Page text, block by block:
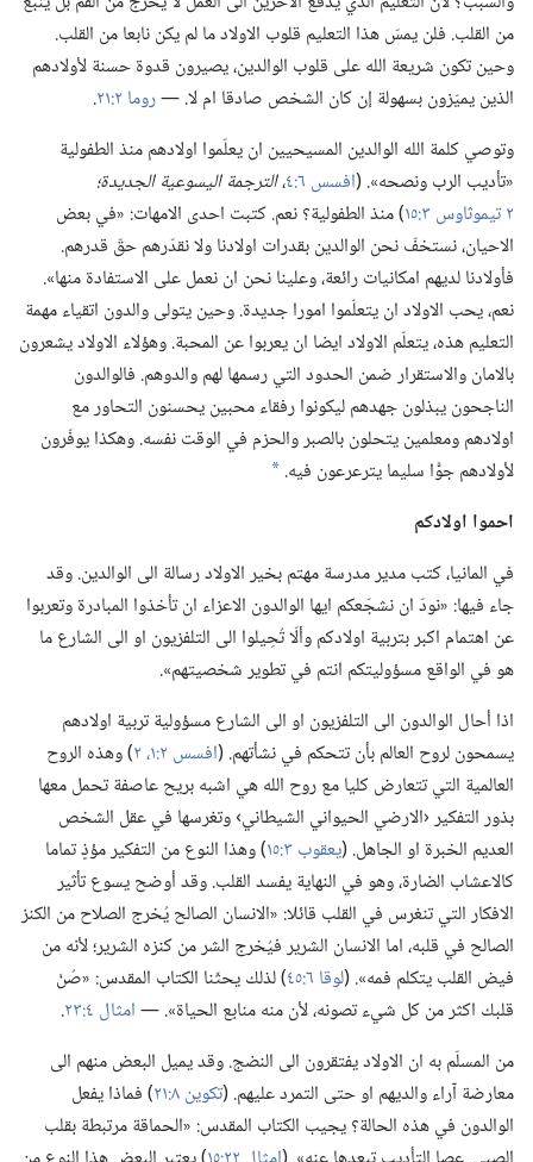
من القلب.‏ فلن يمسّ هذا التعليم قلوب الاولاد ما لم يكن نابعا من القلب.‏
وحين تكون شريعة الله على قلوب الوالدين،‏ يصيرون قدوة حسنة لأولادهم
الذين يميّزون بسهولة إن كان الشخص صادقا ام لا.‏ —‏روما ٢:‏٢١
‏.‏
وتوصي كلمة الله الوالدين المسيحيين ان يعلّموا اولادهم منذ الطفولية
«تأديب الرب ونصحه».‏ (‏افسس ٦:‏٤ ‏،‏الترجمة اليسوعية الجديدة؛‏
٢ تيموثاوس ٣:‏١٥
‏)‏ منذ الطفولية؟‏ نعم.‏ كتبت احدى الامهات:‏ «في بعض
الاحيان،‏ نستخفّ نحن الوالدين بقدرات اولادنا ولا نقدّرهم حقّ قدرهم.‏
فأولادنا لديهم امكانيات رائعة،‏ وعلينا نحن ان نعمل على الاستفادة منها».‏
نعم،‏ يحب الاولاد ان يتعلّموا امورا جديدة.‏ وحين يتولى والدون اتقياء مهمة
التعليم هذه،‏ يتعلّم الاولاد ايضا ان يعربوا عن المحبة.‏ وهؤلاء الاولاد يشعرون
بالامان والاستقرار ضمن الحدود التي رسمها لهم والدوهم.‏ فالوالدون
الناجحون يبذلون جهدهم ليكونوا رفقاء محبين يحسنون التحاور مع
اولادهم ومعلمين يتحلون بالصبر والحزم في الوقت نفسه.‏ وهكذا يوفّرون
لأولادهم جوًّا سليما يترعرعون فيه.‏ *
احموا اولادكم
في المانيا،‏ كتب مدير مدرسة مهتم بخير الاولاد رسالة الى الوالدين.‏ وقد
جاء فيها:‏ «نودّ ان نشجّعكم ايها الوالدون الاعزاء ان تأخذوا المبادرة وتعربوا
عن اهتمام اكبر بتربية اولادكم وألّا تُحِيلوا الى التلفزيون او الى الشارع ما
هو في الواقع مسؤوليتكم انتم في تطوير شخصيتهم».‏
اذا أحال الوالدون الى التلفزيون او الى الشارع مسؤولية تربية اولادهم
يسمحون لروح العالم بأن تتحكم في نشأتهم.‏ (‏افسس ٢:‏١،‏ ٢
‏)‏ وهذه الروح
العالمية التي تتعارض كليا مع روح الله هي اشبه بريح عاصفة تحمل معها
بذور التفكير ‹الارضي الحيواني الشيطاني› وتغرسها في عقل الشخص
العديم الخبرة او الجاهل.‏ (‏يعقوب ٣:‏١٥
‏)‏ وهذا النوع من التفكير مؤذٍ تماما
كالاعشاب الضارة،‏ وهو في النهاية يفسد القلب.‏ وقد أوضح يسوع تأثير
الافكار التي تنغرس في القلب قائلا:‏ «الانسان الصالح يُخرج الصلاح من الكنز
الصالح في قلبه،‏ اما الانسان الشرير فيُخرج الشر من كنزه الشرير؛‏ لأنه من
فيض القلب يتكلم فمه».‏ (‏لوقا ٦:‏٤٥
‏)‏ لذلك يحثّنا الكتاب المقدس:‏ «صُنْ
قلبك اكثر من كل شيء تصونه،‏ لأن منه منابع الحياة».‏ —‏امثال ٤:‏٢٣
‏.‏
من المسلّم به ان الاولاد يفتقرون الى النضج.‏ وقد يميل البعض منهم الى
معارضة آراء والديهم او حتى التمرد عليهم.‏ (‏تكوين ٨:‏٢١
‏)‏ فماذا يفعل
الوالدون في هذه الحالة؟‏ يجيب الكتاب المقدس:‏ «الحماقة مرتبطة بقلب